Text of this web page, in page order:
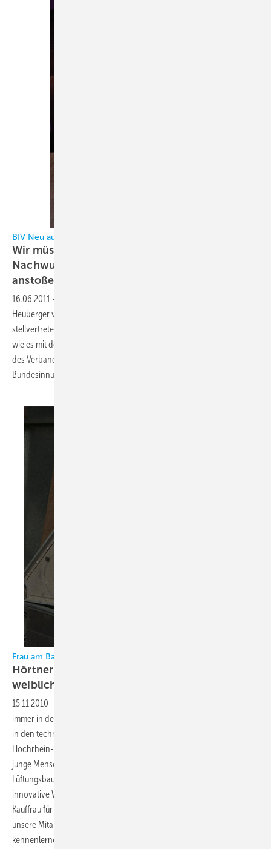
BIV Neu aufgestellt!
Wir müssen eine massive Aktion zur
Nachwuchs- und Fachkräftewerbung
anstoßen
16.06.2011 -
Heuberger von seinem Amt zurück. Wir sprachen jetzt mit dem
stellvertretenden Bundesinnungsmeister Heribert Baumeister darüber,
wie es mit dem BIV weitergeht, wo die Schwerpunkte der Aktivitäten
des Verbands liegen, und wann es einen neuen
Bundesinnungsmeister geben
Frau am Bau:
Hörtner & Fischer Klimawelt setzt auf
weiblichen
15.11.2010 -
immer in der Minderheit. So liegt der Anteil weiblicher Auszubildender
in den technischen Berufen laut der Industrie- und Handelskammer
Hochrhein-Bodensee aktuell bei nur rund zwölf Prozent. Mit dem Ziel,
junge Menschen zu fördern, geht das Klima- und
Lüftungsbauunternehmen Hörtner & Fischer Klimawelt aus Konstanz
innovative Wege. So im Fall von Christina Hajosch (s. Bild), die zur
Kauffrau für Bürokommunikation ausgebildet wird. "Es ist wichtig, dass
unsere Mitarbeiter sämtliche Bereiche des Unternehmens
kennenlernen. Das gilt auch für die Arbeit am Bau", sagt Dipl.-Ing.